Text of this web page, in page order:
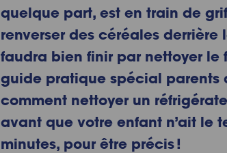
quelque part, est en train de
renverser des céréales derrière
faudra bien finir par nettoyer le
guide pratique spécial parents
comment nettoyer un
avant que votre enfant n’ait le
minutes, pour être précis !